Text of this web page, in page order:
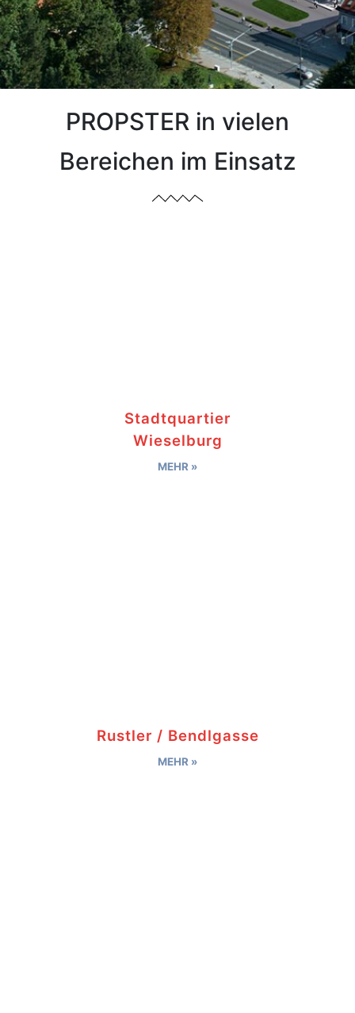
PROPSTER in vielen
Bereichen im Einsatz
Stadtquartier
Wieselburg
MEHR »
Rustler / Bendlgasse
MEHR »